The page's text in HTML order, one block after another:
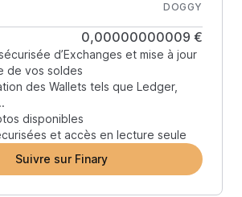
DOGGY
0,00000000009 €
d’Exchanges et mise à jour
de vos soldes
des Wallets tels que Ledger,
disponibles
et accès en lecture seule
Suivre sur Finary